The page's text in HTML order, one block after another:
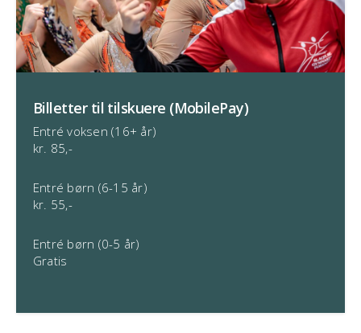
Billetter til tilskuere (MobilePay)
Entré voksen (16+ år)
kr. 85,-
Entré børn (6-15 år)
kr. 55,-
Entré børn (0-5 år)
Gratis